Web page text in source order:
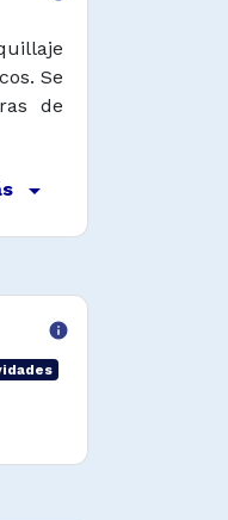
Se
de
arrow_drop_down
info